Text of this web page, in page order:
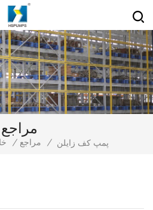
مراجع
/ مراجع / پمپ کف زایلن